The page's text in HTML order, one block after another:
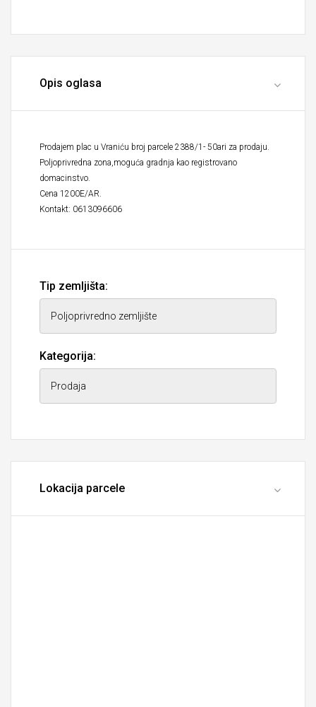
Opis oglasa
Prodajem plac u Vraniću broj parcele 2388/1- 50ari za prodaju.
Poljoprivredna zona,moguća gradnja kao registrovano
domacinstvo.
Cena 1200E/AR.
Kontakt: 0613096606
Tip zemljišta:
Kategorija:
Lokacija parcele